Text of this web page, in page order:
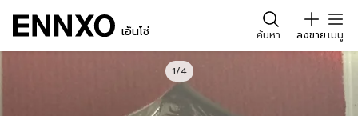
เอ็นโซ่ ค้นหา ลงขายเมนู
1/4